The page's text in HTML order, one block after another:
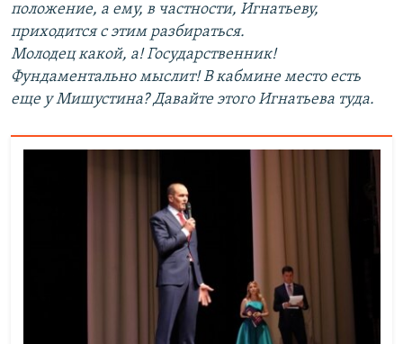
положение, а ему, в частности, Игнатьеву,
приходится с этим разбираться.
Молодец какой, а! Государственник!
Фундаментально мыслит! В кабмине место есть
еще у Мишустина? Давайте этого Игнатьева туда.